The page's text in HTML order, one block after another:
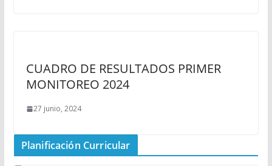
CUADRO DE RESULTADOS PRIMER
MONITOREO 2024
27 junio, 2024
Planificación Curricular